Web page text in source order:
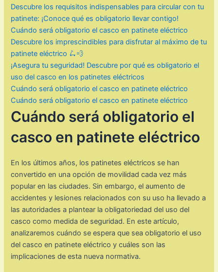
Descubre los requisitos indispensables para circular con tu
patinete: ¡Conoce qué es obligatorio llevar contigo!
Cuándo será obligatorio el casco en patinete eléctrico
Descubre los imprescindibles para disfrutar al máximo de tu
patinete eléctrico 🛴💨
¡Asegura tu seguridad! Descubre por qué es obligatorio el
uso del casco en los patinetes eléctricos
Cuándo será obligatorio el casco en patinete eléctrico
Cuándo será obligatorio el casco en patinete eléctrico
Cuándo será obligatorio el
casco en patinete eléctrico
En los últimos años, los patinetes eléctricos se han
convertido en una opción de movilidad cada vez más
popular en las ciudades. Sin embargo, el aumento de
accidentes y lesiones relacionados con su uso ha llevado a
las autoridades a plantear la obligatoriedad del uso del
casco como medida de seguridad. En este artículo,
analizaremos cuándo se espera que sea obligatorio el uso
del casco en patinete eléctrico y cuáles son las
implicaciones de esta nueva normativa.